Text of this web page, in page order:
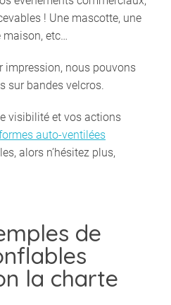
! Une mascotte, une
maison, etc…
impression, nous pouvons
sur bandes velcros.
visibilité et vos actions
auto-ventilées
alors n’hésitez plus,
de
la charte